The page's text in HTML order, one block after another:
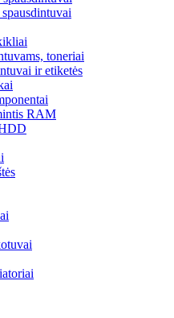
toneriai
ir etiketės
RAM